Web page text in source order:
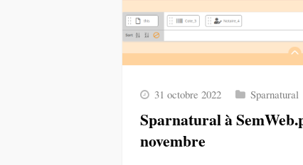
31 octobre 2022 Sparnatural
Sparnatural à
novembre